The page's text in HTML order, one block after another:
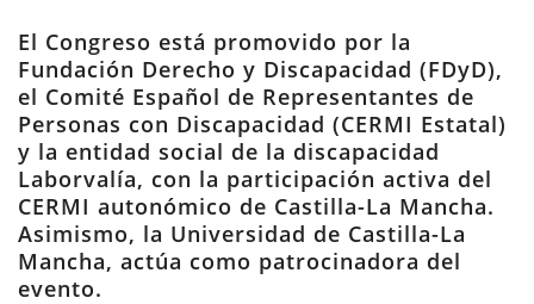
El Congreso está promovido por la
Fundación Derecho y Discapacidad (FDyD),
el Comité Español de Representantes de
Personas con Discapacidad (CERMI Estatal)
y la entidad social de la discapacidad
Laborvalía, con la participación activa del
CERMI autonómico de Castilla-La Mancha.
Asimismo, la Universidad de Castilla-La
Mancha, actúa como patrocinadora del
evento.